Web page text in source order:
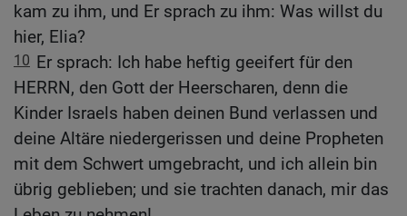
kam zu ihm, und Er sprach zu ihm: Was willst du
hier, Elia?
10 Er sprach: Ich habe heftig geeifert für den
HERRN, den Gott der Heerscharen, denn die
Kinder Israels haben deinen Bund verlassen und
deine Altäre niedergerissen und deine Propheten
mit dem Schwert umgebracht, und ich allein bin
übrig geblieben; und sie trachten danach, mir das